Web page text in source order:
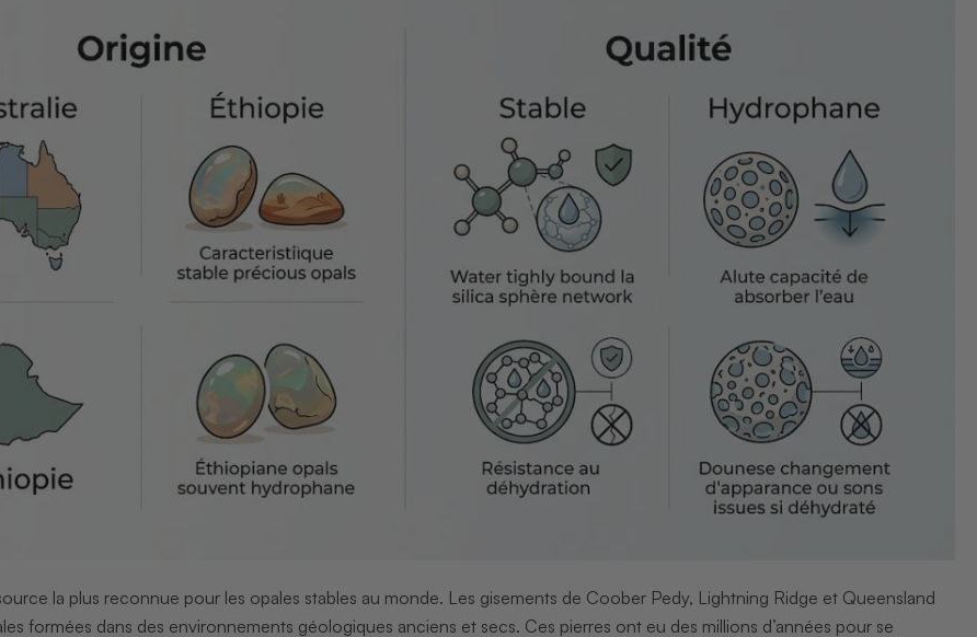
la plus reconnue pour les opales stables au monde. Les gisements de Coober Pedy, Lightning Ridge et Queensland
formées dans des environnements géologiques anciens et secs. Ces pierres ont eu des millions d’années pour se